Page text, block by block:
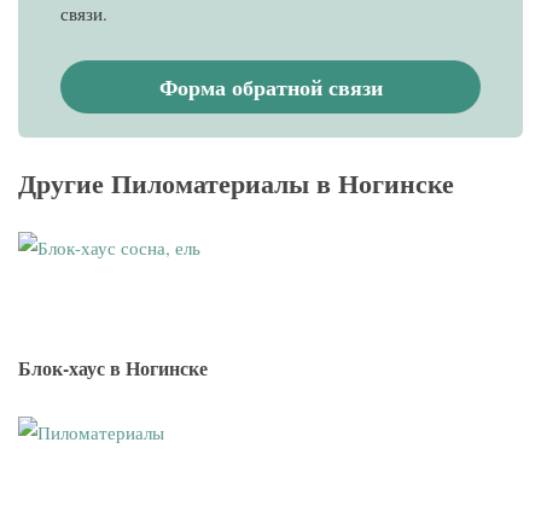
связи.
Форма обратной связи
ДругиеПиломатериалы в Ногинске
Блок-хаус в Ногинске